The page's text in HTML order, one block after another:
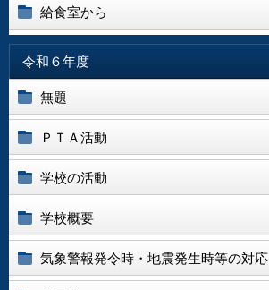
給食室から
令和６年度
無題
ＰＴＡ活動
学校の活動
学校概要
気象警報発令時・地震発生時等の対応